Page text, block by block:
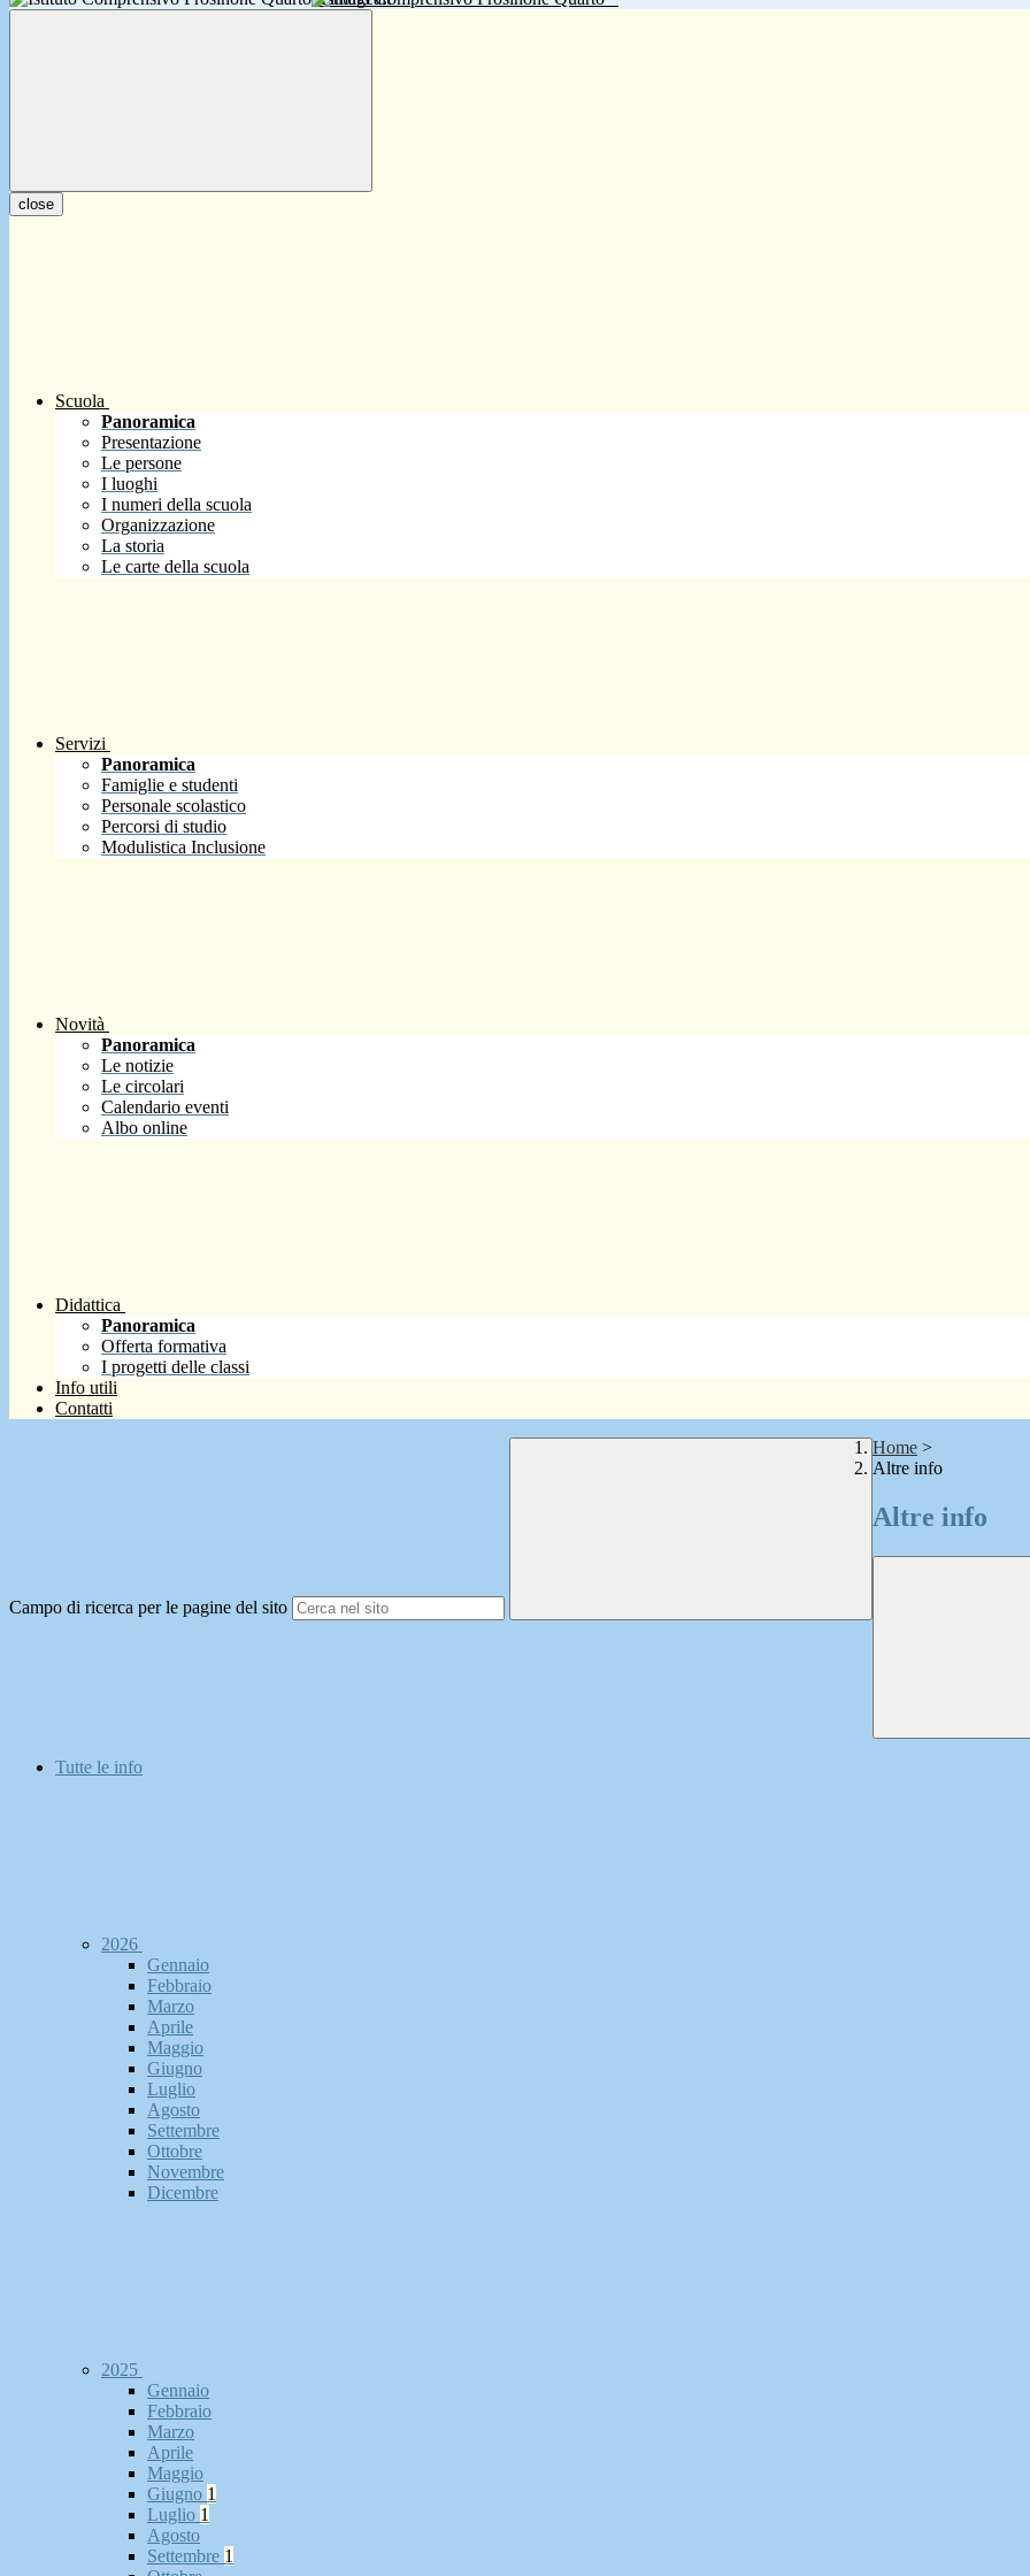
close
Scuola
Panoramica
Presentazione
Le persone
I luoghi
I numeri della scuola
Organizzazione
La storia
Le carte della scuola
Servizi
Panoramica
Famiglie e studenti
Personale scolastico
Percorsi di studio
Modulistica Inclusione
Novità
Panoramica
Le notizie
Le circolari
Calendario eventi
Albo online
Didattica
Panoramica
Offerta formativa
I progetti delle classi
Info utili
Contatti
Campo di ricerca per le pagine del sito
Home >
Altre info
Altre info
Tutte le info
2026
Gennaio
Febbraio
Marzo
Aprile
Maggio
Giugno
Luglio
Agosto
Settembre
Ottobre
Novembre
Dicembre
2025
Gennaio
Febbraio
Marzo
Aprile
Maggio
Giugno 1
Luglio 1
Agosto
Settembre 1